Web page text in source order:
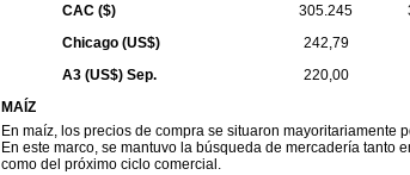
CAC ($)
305.245
Chicago (US$)
242,79
A3 (US$) Sep.
220,00
MAÍZ
En maíz, los precios de compra se situaron mayoritariamente
En este marco, se mantuvo la búsqueda de mercadería tanto
como del próximo ciclo comercial.